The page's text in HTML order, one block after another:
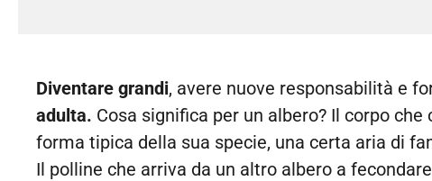
Diventare grandi, avere nuove responsabilità e
adulta. Cosa significa per un albero? Il corpo
forma tipica della sua specie, una certa aria di
Il polline che arriva da un altro albero a